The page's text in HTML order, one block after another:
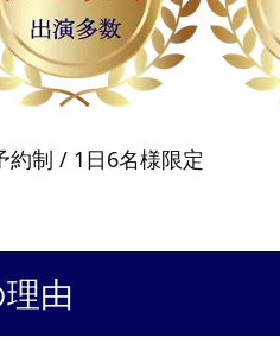
約制 / 1日6名様限定
由